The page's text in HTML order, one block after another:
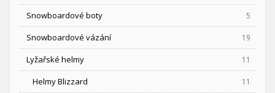
Snowboardové boty 5
Snowboardové vázání 19
Lyžařské helmy 11
Helmy Blizzard 11